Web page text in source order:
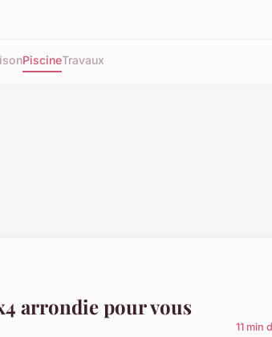
PiscineTravaux
arrondie pour vous
11 min